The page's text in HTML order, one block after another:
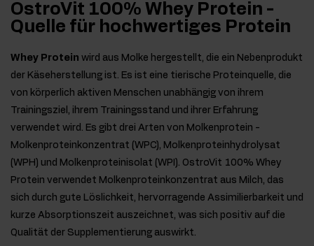
OstroVit 100% Whey Protein -
Quelle für hochwertiges Protein
Whey Protein wird aus Molke hergestellt, die ein Nebenprodukt
der Käseherstellung ist. Es ist eine tierische Proteinquelle, die
von körperlich aktiven Menschen unabhängig von ihrem
Trainingsziel, ihrem Trainingsstand und ihrer Erfahrung
verwendet wird. Es gibt drei Arten von Molkenprotein -
Molkenproteinkonzentrat (WPC), Molkenproteinhydrolysat
(WPH) und Molkenproteinisolat (WPI). OstroVit 100% Whey
Protein verwendet Molkenproteinkonzentrat aus Milch, das
sich durch gute Löslichkeit, hervorragende Assimilierbarkeit und
kurze Absorptionszeit auszeichnet, was sich positiv auf die
Qualität der Supplementierung auswirkt.